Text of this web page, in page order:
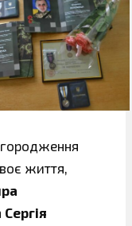
життя,
Сергія